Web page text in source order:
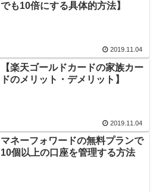
でも10倍にする具体的方法】
2019.11.04
【楽天ゴールドカードの家族カー
ドのメリット・デメリット】
2019.11.04
マネーフォワードの無料プランで
10個以上の口座を管理する方法